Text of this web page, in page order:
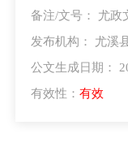
备注/文号： 尤政
发布机构： 尤溪
公文生成日期：
有效性： 有效